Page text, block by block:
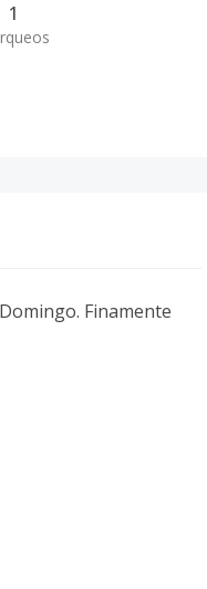
1
Finamente